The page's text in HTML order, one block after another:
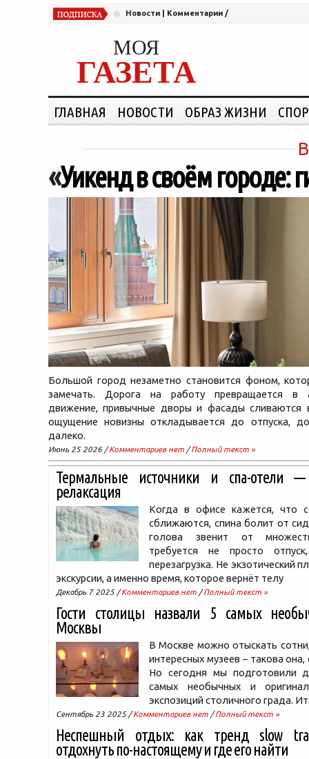
Новости Комментарии /
МОЯ
ГАЗЕТА
ГЛАВНАЯ НОВОСТИ ОБРАЗ ЖИЗНИ
«Уикенд в своём городе:
Большой город незаметно становится фоном,
замечать. Дорога на работу превращается в
движение, привычные дворы и фасады сливаются
ощущение новизны откладывается до отпуска,
далеко.
Июнь 25 2026 /Комментариев нет /Полный текст »
Термальные источники и спа-отели
релаксация
Когда в офисе кажется, что
сближаются, спина болит от
голова звенит от
требуется не просто
перезагрузка. Не экзотический
экскурсии, а именно время, которое вернёт телу
Декабрь 7 2025 /Комментариев нет /Полный текст »
Гости столицы назвали 5 самых
Москвы
В Москве можно отыскать
интересных музеев – такова
Но сегодня мы подготовили
самых необычных и
экспозиций столичного града.
Сентябрь 23 2025 /Комментариев нет /Полный текст »
Неспешный отдых: как тренд slow
отдохнуть по-настоящему и где его найти